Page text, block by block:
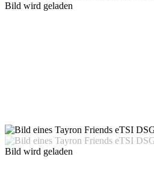
Bild wird geladen
Bild wird geladen